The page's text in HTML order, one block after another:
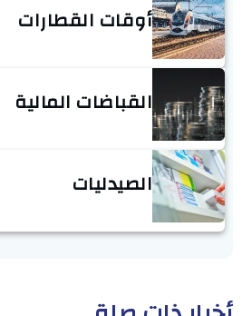
أوقات القطارات
القباضات المالية
الصيدليات